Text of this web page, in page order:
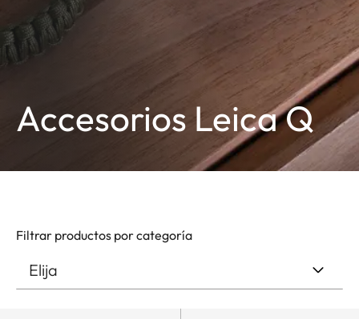
Accesorios Leica Q
Filtrar productos por categoría